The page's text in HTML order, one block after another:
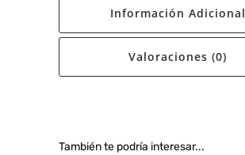
Información Adicional
Valoraciones (0)
También te podría interesar...